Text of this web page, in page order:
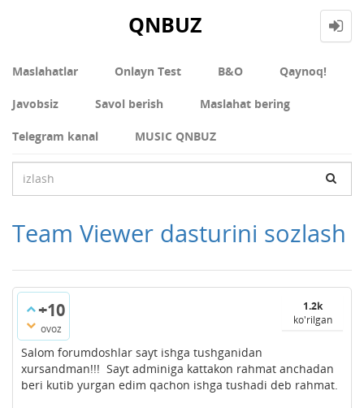
QNBUZ
Maslahatlar Onlayn Test В&О Qaynoq!
Javobsiz Savol berish Maslahat bering
Telegram kanal MUSIC QNBUZ
Team Viewer dasturini sozlash
+10
ovoz
1.2k
ko'rilgan
Salom forumdoshlar sayt ishga tushganidan
xursandman!!! Sayt adminiga kattakon rahmat anchadan
beri kutib yurgan edim qachon ishga tushadi deb rahmat.